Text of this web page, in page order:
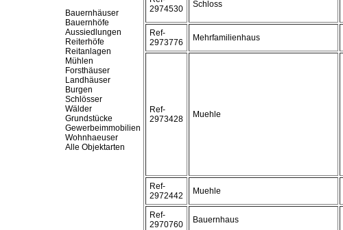
Bauernhäuser
Bauernhöfe
Aussiedlungen
Reiterhöfe
Reitanlagen
Mühlen
Forsthäuser
Landhäuser
Burgen
Schlösser
Wälder
Grundstücke
Gewerbeimmobilien
Wohnhaeuser
Alle Objektarten
2974530
Schloss
Ref-
2973776
Mehrfamilienhaus
Ref-
2973428
Muehle
Ref-
2972442
Muehle
Ref-
2970760
Bauernhaus